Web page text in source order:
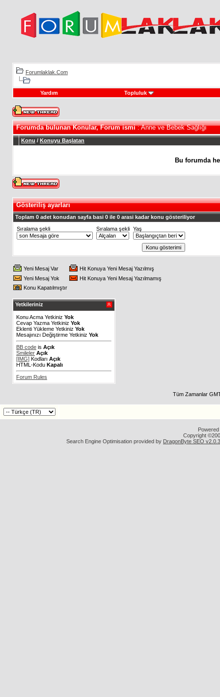
Forumlaklak.Com
Yardım Topluluk
Forumda bulunan Konular, Forum ismi: Anne ve Bebek Sağlığı
Konu / Konuyu Başlatan
Bu forumda
Gösteriliş ayarları
Toplam 0 adet konudan sayfa basi 0 ile 0 arasi kadar konu gösteriliyor
Sıralama şekli
Sıralama şekli Yaş
Yeni Mesaj Var
Hit Konuya Yeni Mesaj Yazılmış
Yeni Mesaj Yok
Hit Konuya Yeni Mesaj Yazılmamış
Konu Kapatılmıştır
Yetkileriniz
Konu Acma Yetkiniz Yok
Cevap Yazma Yetkiniz Yok
Eklenti Yükleme Yetkiniz Yok
Mesajınızı Değiştirme Yetkiniz Yok
BB code is Açık
Smileler Açık
[IMG] Kodları Açık
HTML-Kodu Kapalı
Forum Rules
Tüm Zamanlar
Copyright
Search Engine Optimisation provided by DragonByte SEO